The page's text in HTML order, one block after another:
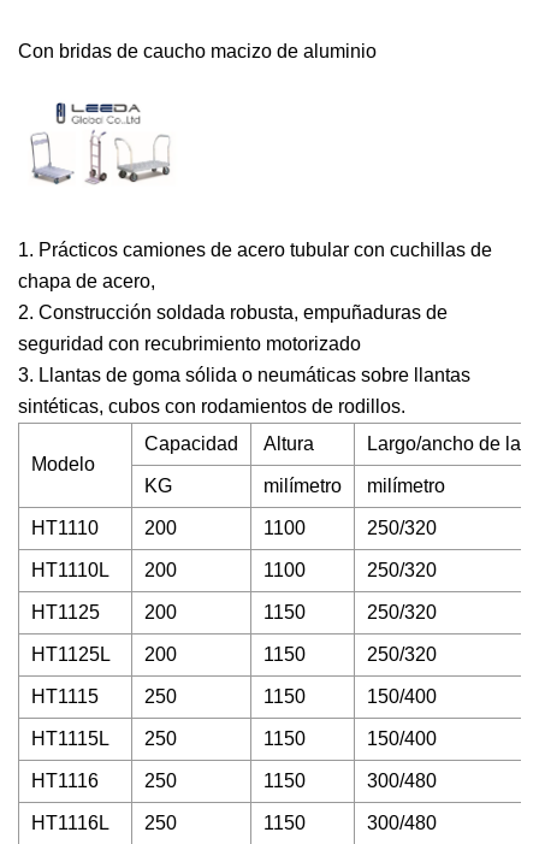
Con bridas de caucho macizo de aluminio
1. Prácticos camiones de acero tubular con cuchillas de
chapa de acero,
2. Construcción soldada robusta, empuñaduras de
seguridad con recubrimiento motorizado
3. Llantas de goma sólida o neumáticas sobre llantas
sintéticas, cubos con rodamientos de rodillos.
Modelo
Capacidad Altura Largo/ancho de la
KG milímetro milímetro
HT1110 200 1100 250/320
HT1110L 200 1100 250/320
HT1125 200 1150 250/320
HT1125L 200 1150 250/320
HT1115 250 1150 150/400
HT1115L 250 1150 150/400
HT1116 250 1150 300/480
HT1116L 250 1150 300/480